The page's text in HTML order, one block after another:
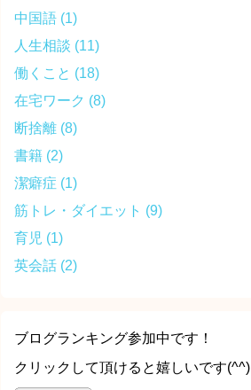
中国語 (1)
人生相談 (11)
働くこと (18)
在宅ワーク (8)
断捨離 (8)
書籍 (2)
潔癖症 (1)
筋トレ・ダイエット (9)
育児 (1)
英会話 (2)
ブログランキング参加中です！
クリックして頂けると嬉しいです(^^)